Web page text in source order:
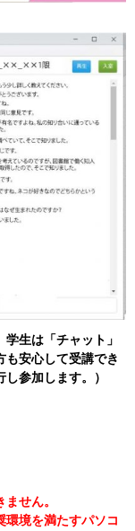
生は「チャット」
も安心して受講でき
参加します。）
せん。
環境を満たすパソコ